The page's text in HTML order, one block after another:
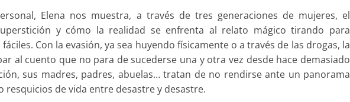
Elena nos muestra, a través de tres generaciones de mujeres, el
y cómo la realidad se enfrenta al relato mágico tirando para
Con la evasión, ya sea huyendo físicamente o a través de las drogas, la
al cuento que no para de sucederse una y otra vez desde hace demasiado
sus madres, padres, abuelas… tratan de no rendirse ante un panorama
resquicios de vida entre desastre y desastre.